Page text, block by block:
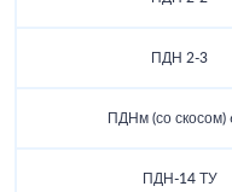
ПДН 2-3
ПДНм (со скосом)
ПДН-14 ТУ